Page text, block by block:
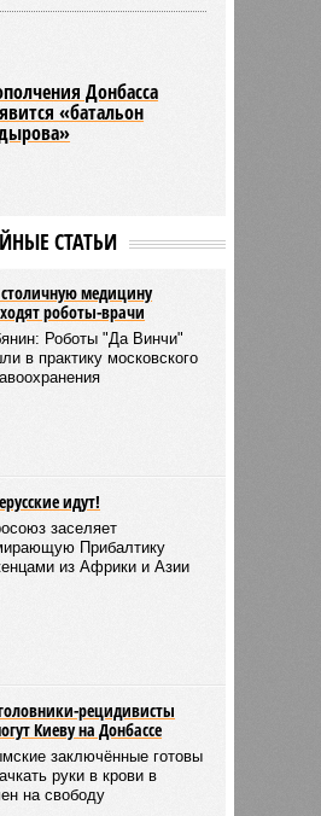
Донбасса
«батальон
СТАТЬИ
медицину
роботы-врачи
Роботы "Да Винчи"
в практику московского
идут!
заселяет
Прибалтику
из Африки и Азии
рецидивисты
Киеву на Донбассе
заключённые готовы
руки в крови в
на свободу